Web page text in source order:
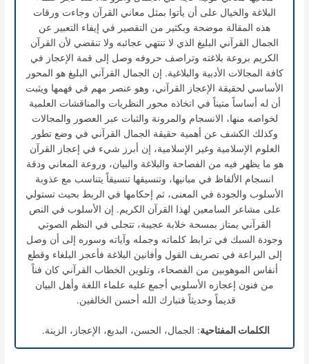
البلاغة والخيال على أن يأتوا بمثل معاني القرآن وجاءت ورقات
هذه المقالة موضحة وبكثير من التقصير في إيفاء التعبير عن
الجمال القرآني البليغ الذي لا تنتهي عجائبه ولا تنقضي لأن القرآن
الكريم بروعة بلاغته وتراصف حروفه وصل إلى قمة الإعجاز في
كافة المجالات الأدبية والبلاغية. إن الجمال القرآني البليغ هو المحور
الأساسي لحقيقة الإعجاز القرآني، وهو عنصر مهم في فهمها ويثبت
أن له أساساً متيناً في اتخاذه محور النظريات والمناقشات العلمية
لخواصه منها، الانسجام والمرونة والثبات عبر العصور والمجالات
وكذلك الكشف عن أهمية حقيقة الجمال القرآني في وضع تطور
العلوم الإسلامية وغير الإسلامية، إن أبرز شيء في إعجاز القرآن
هو ما يظهر فيه من الفصاحة والبلاغة والبيان، وروعة المعاني ودقة
انسجام الألفاظ في مبانيها، وتنسيقها تنسيقاً يتناسب مع عذوبة
الأسلوب والجودة في المعنى، ثم إحكامها في الربط بحيث تستولي
على مشاعر السامعين لهذا القرآن الكريم. إن الأسلوب في النص
القرآني يمتاز بمسحة خلابة عجيبة، تتجلى في النظم الصوتي
وجودة السبك في ترابط كلماته وجمله وآياته وسوره إلى أن وصل
إلى البراعة في تصريف القول وأفانين البلاغة فأعجز البلغاء وقطع
أنفاس الموهوبين من الفصحاء، وتلوين الخطاب القرآني كان فناً
من فنون إعجازه الأسلوبي أجمع عليه علماء اللغة وأهل البيان
قديماً وحديثاً فتبارك الله أحسن الخالفين.
الكلمات المفتاحية: الجمال، الحسن، البديع، الإعجاز، الزينة.